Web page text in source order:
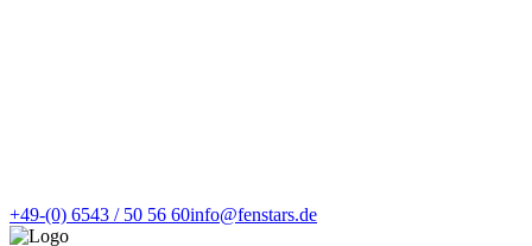
+49-(0) 6543 / 50 56 60info@fenstars.de